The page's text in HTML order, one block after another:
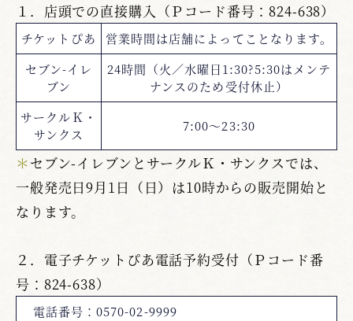
１．店頭での直接購入（Ｐコード番号：824-638）
チケットぴあ
営業時間は店舗によってことなります。
セブン-イレ
ブン
24時間（火／水曜日1:30?5:30はメンテ
ナンスのため受付休止）
サークルＫ・
サンクス
7:00～23:30
＊セブン-イレブンとサークルＫ・サンクスでは、
一般発売日9月1日（日）は10時からの販売開始と
なります。
２．電子チケットぴあ電話予約受付（Ｐコード番
号：824-638）
電話番号：0570-02-9999